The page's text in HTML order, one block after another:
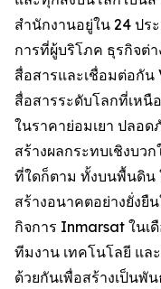
สำนักงานอยู่ใน 24 ปร
การที่ผู้บริโภค ธุรกิจต่
สื่อสารและเชื่อมต่อกัน
สื่อสารระดับโลกที่เหนื
ในราคาย่อมเยา ปลอ
สร้างผลกระทบเชิงบว
ที่ใดก็ตาม ทั้งบนพื้นดิน
สร้างอนาคตอย่างยั่งยื
กิจการ Inmarsat ในเ
ทีมงาน เทคโนโลยี แล
ด้วยกันเพื่อสร้างเป็นพั